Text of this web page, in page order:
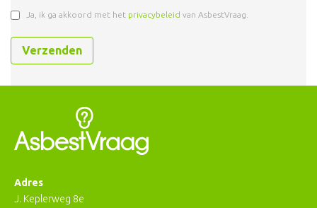
Ja, ik ga akkoord met het privacybeleid van AsbestVraag.
Adres
J. Keplerweg 8e